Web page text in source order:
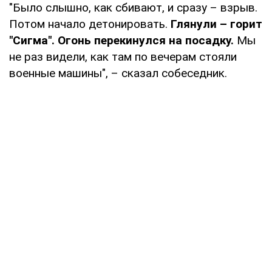
"Было слышно, как сбивают, и сразу – взрыв.
Потом начало детонировать. Глянули – горит
"Сигма". Огонь перекинулся на посадку. Мы
не раз видели, как там по вечерам стояли
военные машины", – сказал собеседник.